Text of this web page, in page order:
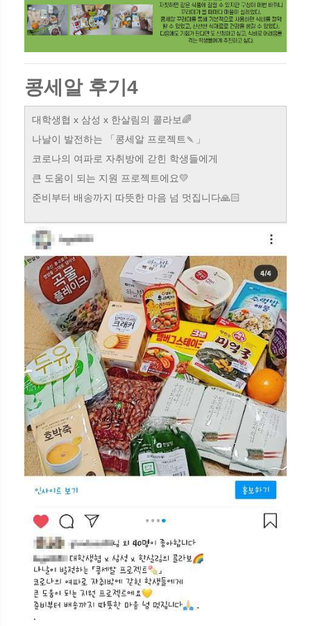
콩세알 후기4
대학생협 x 삼성 x 한살림의 콜라보🌈
나날이 발전하는 「콩세알 프로젝트🍡」
코로나의 여파로 자취방에 갇힌 학생들에게
큰 도움이 되는 지원 프로젝트에요💛
준비부터 배송까지 따뜻한 마음 넘 멋집니다🙏🏻